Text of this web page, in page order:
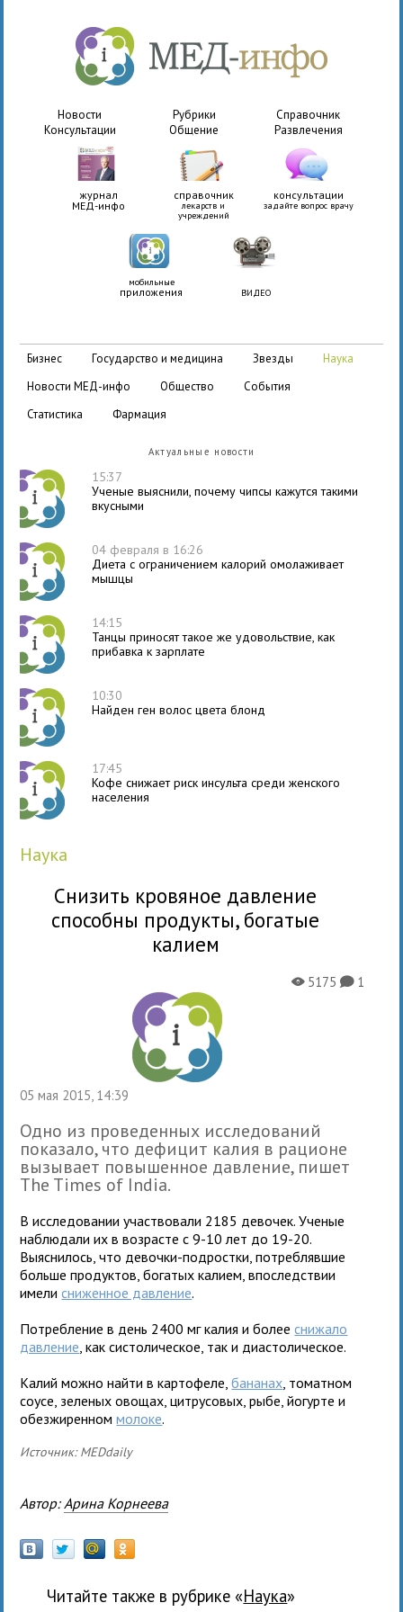
Новости Рубрики
Справочник
Консультации
Общение Развлечения
журнал
МЕД-инфо
справочник
лекарств и
учреждений
консультации
задайте вопрос врачу
мобильные
приложения ВИДЕО
бизнес государство и медицина звезды
наука
новости МЕД-инфо
общество
события
статистика
фармация
Актуальные новости
15:37
Ученые выяснили, почему чипсы кажутся такими
вкусными
04 февраля в 16:26
Диета с ограничением калорий омолаживает
мышцы
14:15
Танцы приносят такое же удовольствие, как
прибавка к зарплате
10:30
Найден ген волос цвета блонд
17:45
Кофе снижает риск инсульта среди женского
населения
наука
Cнизить кровяное давление
способны продукты, богатые
калием
05 мая 2015, 14:39
X5175K1
Одно из проведенных исследований
показало, что дефицит калия в рационе
вызывает повышенное давление, пишет
The Times of India.
В исследовании участвовали 2185 девочек. Ученые
наблюдали их в возрасте с 9-10 лет до 19-20.
Выяснилось, что девочки-подростки, потреблявшие
больше продуктов, богатых калием, впоследствии
имелисниженное давление.
Потребление в день 2400 мг калия и болееснижало
давление , как систолическое, так и диастолическое.
Калий можно найти в картофеле,бананах , томатном
соусе, зеленых овощах, цитрусовых, рыбе, йогурте и
обезжиренноммолоке.
Источник: MEDdaily
Автор: Арина Корнеева
Читайте также в рубрике « наука»